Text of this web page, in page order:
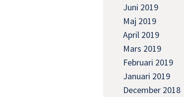
Juni 2019
Maj 2019
April 2019
Mars 2019
Februari 2019
Januari 2019
December 2018